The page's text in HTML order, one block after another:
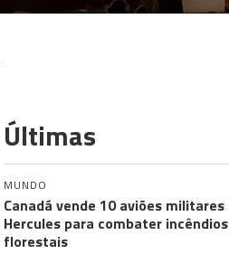
Últimas
MUNDO
Canadá vende 10 aviões militares
Hercules para combater incêndios
florestais